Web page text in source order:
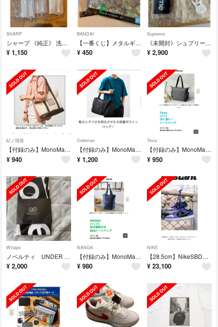
SHARP
シャープ 《純正》 洗濯機用 糸くずフィルター 3個セット
¥ 1,150
BANDAI
【一番くじ】メタルギアソリッドΔ E賞3枚
¥ 450
Supreme
《未開封》シュプリームガチャガチャ ギター
¥ 2,900
紀ノ国屋
【付録のみ】MonoMax11月号紀ノ国屋 5ポケット付き！ トートバッグ
¥ 940
Coleman
【付録のみ】MonoMax10月号コールマン軽くて丈夫！BIGボストンバッグ
¥ 1,200
Teva
【付録のみ】MonoMax9月号 Teva 水に強い！トートバッグ
¥ 950
W)taps
ノベルティ UNDER COVER ＋WTAPS ＝ONEONONE 手拭い
¥ 2,000
NANGA
【付録のみ】MonoMax8月号 NANGA保冷機能付きBIGトートバッグ
¥ 980
NIKE
【28.5cm】NikeSBDunkLowPro × Hayley Wilson
¥ 23,100